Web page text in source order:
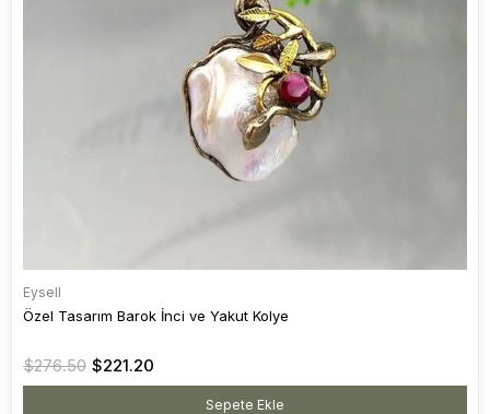
Eysell
Özel Tasarım Barok İnci ve Yakut Kolye
$221.20
$276.50
Sepete Ekle